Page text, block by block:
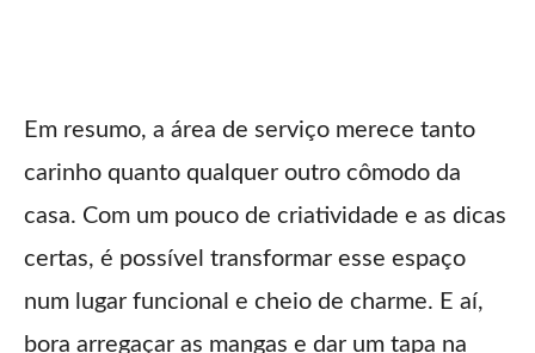
Em resumo, a área de serviço merece tanto
carinho quanto qualquer outro cômodo da
casa. Com um pouco de criatividade e as dicas
certas, é possível transformar esse espaço
num lugar funcional e cheio de charme. E aí,
bora arregaçar as mangas e dar um tapa na